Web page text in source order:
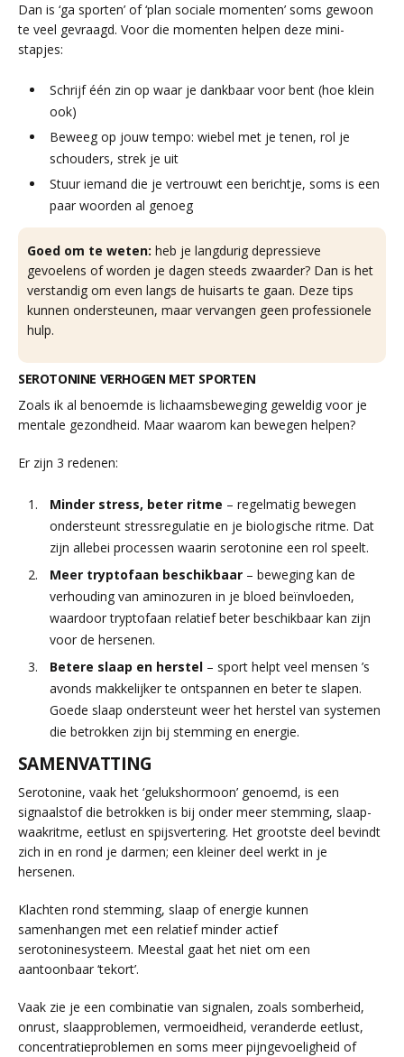
Dan is ‘ga sporten’ of ‘plan sociale momenten’ soms gewoon
te veel gevraagd. Voor die momenten helpen deze mini-
stapjes:
Schrijf één zin op waar je dankbaar voor bent (hoe klein
ook)
Beweeg op jouw tempo: wiebel met je tenen, rol je
schouders, strek je uit
Stuur iemand die je vertrouwt een berichtje, soms is een
paar woorden al genoeg
Goed om te weten: heb je langdurig depressieve
gevoelens of worden je dagen steeds zwaarder? Dan is het
verstandig om even langs de huisarts te gaan. Deze tips
kunnen ondersteunen, maar vervangen geen professionele
hulp.
SEROTONINE VERHOGEN MET SPORTEN
Zoals ik al benoemde is lichaamsbeweging geweldig voor je
mentale gezondheid. Maar waarom kan bewegen helpen?
Er zijn 3 redenen:
Minder stress, beter ritme – regelmatig bewegen
ondersteunt stressregulatie en je biologische ritme. Dat
zijn allebei processen waarin serotonine een rol speelt.
Meer tryptofaan beschikbaar – beweging kan de
verhouding van aminozuren in je bloed beïnvloeden,
waardoor tryptofaan relatief beter beschikbaar kan zijn
voor de hersenen.
Betere slaap en herstel – sport helpt veel mensen ’s
avonds makkelijker te ontspannen en beter te slapen.
Goede slaap ondersteunt weer het herstel van systemen
die betrokken zijn bij stemming en energie.
SAMENVATTING
Serotonine, vaak het ‘gelukshormoon’ genoemd, is een
signaalstof die betrokken is bij onder meer stemming, slaap-
waakritme, eetlust en spijsvertering. Het grootste deel bevindt
zich in en rond je darmen; een kleiner deel werkt in je
hersenen.
Klachten rond stemming, slaap of energie kunnen
samenhangen met een relatief minder actief
serotoninesysteem. Meestal gaat het niet om een
aantoonbaar ‘tekort’.
Vaak zie je een combinatie van signalen, zoals somberheid,
onrust, slaapproblemen, vermoeidheid, veranderde eetlust,
concentratieproblemen en soms meer pijngevoeligheid of